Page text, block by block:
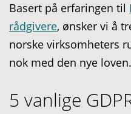
Basert på erfaringen til
rådgivere, ønsker vi å
norske virksomheters
nok med den nye loven.
5 vanlige